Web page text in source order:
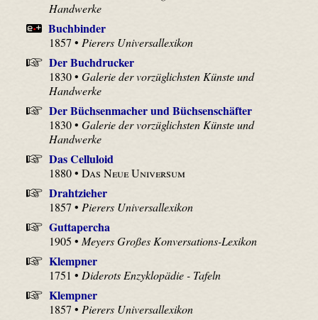
Handwerke
Buchbinder
1857 •Pierers Universallexikon
Der Buchdrucker
1830 •Galerie der vorzüglichsten Künste und
Handwerke
Der Büchsenmacher und Büchsenschäfter
1830 •Galerie der vorzüglichsten Künste und
Handwerke
Das Celluloid
1880 •Das Neue Universum
Drahtzieher
1857 •Pierers Universallexikon
Guttapercha
1905 •Meyers Großes Konversations-Lexikon
Klempner
1751 •Diderots Enzyklopädie - Tafeln
Klempner
1857 •Pierers Universallexikon